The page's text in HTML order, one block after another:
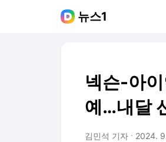
뉴스1
넥슨-아
예…내달
김민석 기자 2024.